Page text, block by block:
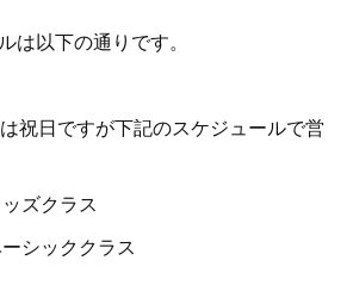
は以下の通りです。
祝日ですが下記のスケジュールで営
ズクラス
シッククラス